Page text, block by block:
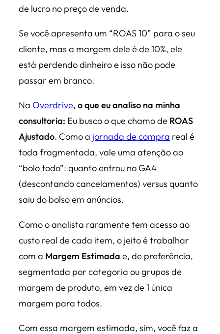
de lucro no preço de venda.
Se você apresenta um “ROAS 10” para o seu
cliente, mas a margem dele é de 10%, ele
está perdendo dinheiro e isso não pode
passar em branco.
Na Overdrive, o que eu analiso na minha
consultoria: Eu busco o que chamo de ROAS
Ajustado. Como a jornada de compra real é
toda fragmentada, vale uma atenção ao
“bolo todo”: quanto entrou no GA4
(descontando cancelamentos) versus quanto
saiu do bolso em anúncios.
Como o analista raramente tem acesso ao
custo real de cada item, o jeito é trabalhar
com a Margem Estimada e, de preferência,
segmentada por categoria ou grupos de
margem de produto, em vez de 1 única
margem para todos.
Com essa margem estimada, sim, você faz a